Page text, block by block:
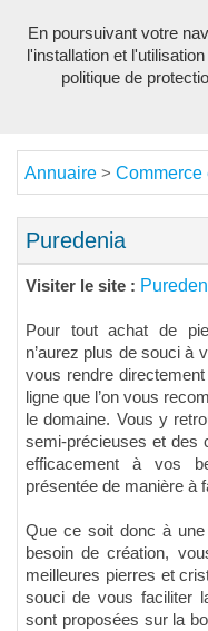
Annuaire > Commerce
Puredenia
Visiter le site :
Pour tout achat de
n’aurez plus de souci à
vous rendre
ligne que l’on vous
le domaine. Vous y
semi-précieuses et des
efficacement à vos
présentée de manière à
Que ce soit donc à une
besoin de création,
meilleures pierres et
souci de vous faciliter
sont proposées sur la
En poursuivant votre
l'installation et
politique de